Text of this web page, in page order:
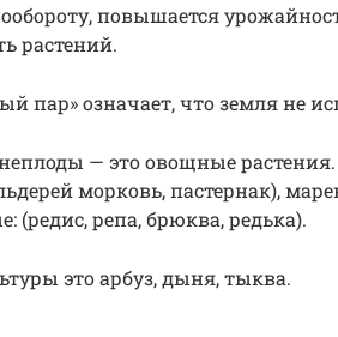
повышается
растений.
пар» означает, что земля не
— это овощные
морковь, пастернак),
(редис, репа, брюква, редька).
это арбуз, дыня, тыква.